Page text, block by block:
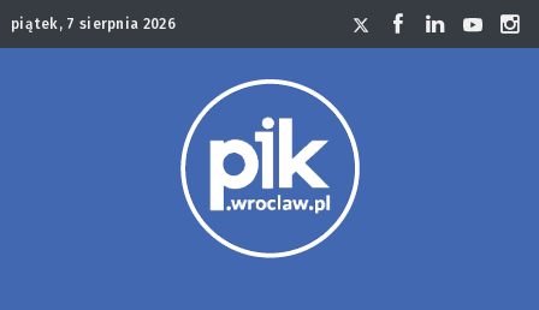
piątek, 7 sierpnia 2026